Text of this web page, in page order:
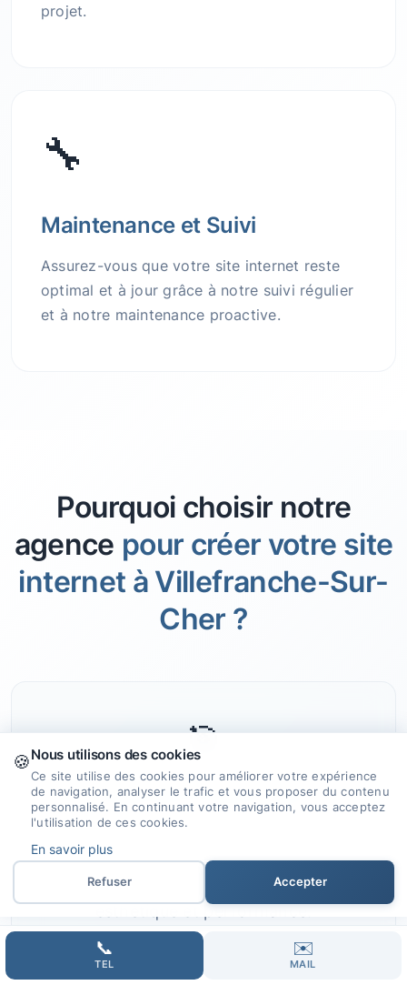
projet.
🔧
Maintenance et Suivi
Assurez-vous que votre site internet reste
optimal et à jour grâce à notre suivi régulier
et à notre maintenance proactive.
Pourquoi choisir notre
agence pour créer votre site
internet à Villefranche-Sur-
Cher ?
🎯
Expertise et Savoir-faire
et nos compétences pour concevoir des
sites internet sur mesure, alliant
esthétique et performance.
📞
TEL
✉️
MAIL
🍪Nous utilisons des cookies
Ce site utilise des cookies pour améliorer votre expérience
de navigation, analyser le trafic et vous proposer du contenu
personnalisé. En continuant votre navigation, vous acceptez
l'utilisation de ces cookies.
En savoir plus
Refuser Accepter